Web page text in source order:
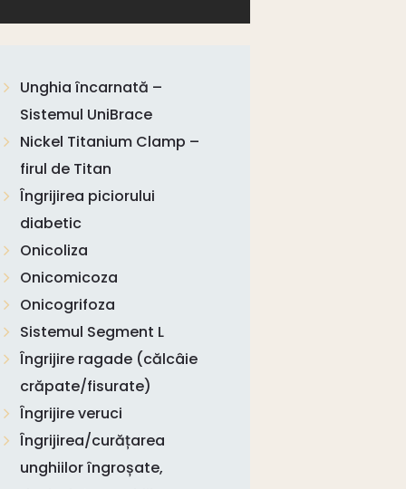
Unghia încarnată –
Sistemul UniBrace
Nickel Titanium Clamp –
firul de Titan
Îngrijirea piciorului
diabetic
Onicoliza
Onicomicoza
Onicogrifoza
Sistemul Segment L
Îngrijire ragade (călcâie
crăpate/fisurate)
Îngrijire veruci
Îngrijirea/curățarea
unghiilor îngroșate,